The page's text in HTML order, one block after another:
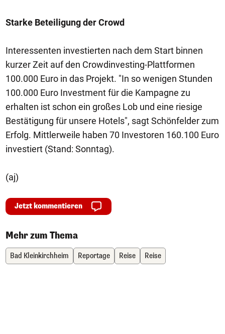
Starke Beteiligung der Crowd
Interessenten investierten nach dem Start binnen
kurzer Zeit auf den Crowdinvesting-Plattformen
100.000 Euro in das Projekt. "In so wenigen Stunden
100.000 Euro Investment für die Kampagne zu
erhalten ist schon ein großes Lob und eine riesige
Bestätigung für unsere Hotels", sagt Schönfelder zum
Erfolg. Mittlerweile haben 70 Investoren 160.100 Euro
investiert (Stand: Sonntag).
(aj)
Jetzt kommentieren
Mehr zum Thema
Bad Kleinkirchheim Reportage Reise Reise